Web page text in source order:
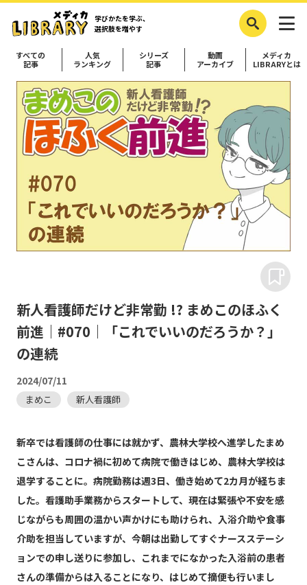
学びかたを学ぶ、
選択肢を増やす
すべての
記事
人気
ランキング
シリーズ
記事
動画
アーカイブ
メディカ
LIBRARYとは
新人看護師だけど非常勤 !? まめこのほふく
前進｜#070｜「これでいいのだろうか？」
の連続
2024/07/11
まめこ 新人看護師
新卒では看護師の仕事には就かず、農林大学校へ進学したまめ
こさんは、コロナ禍に初めて病院で働きはじめ、農林大学校は
退学することに。病院勤務は週3日、働き始めて2カ月が経ちま
した。看護助手業務からスタートして、現在は緊張や不安を感
じながらも周囲の温かい声かけにも助けられ、入浴介助や食事
介助を担当していますが、今朝は出勤してすぐナースステーシ
ョンでの申し送りに参加し、これまでになかった入浴前の患者
さんの準備からは入ることになり、はじめて摘便も行いまし